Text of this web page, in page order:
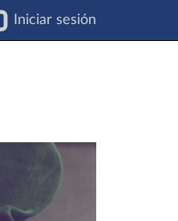
Iniciar sesión